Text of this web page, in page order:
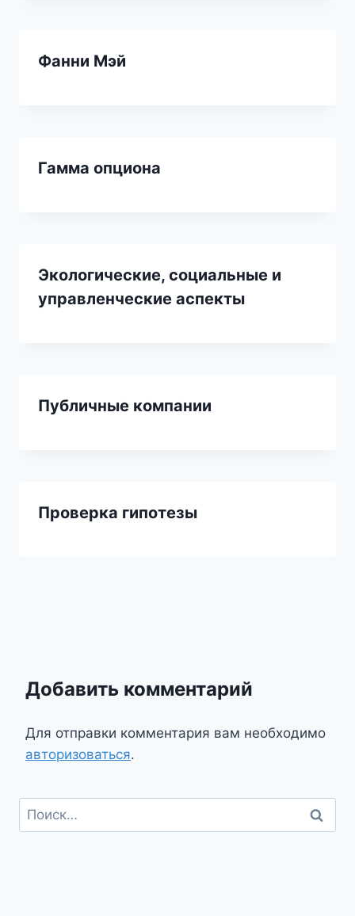
Фанни Мэй
Гамма опциона
Экологические, социальные и
управленческие аспекты
Публичные компании
Проверка гипотезы
Добавить комментарий
Для отправки комментария вам необходимо
авторизоваться.
Найти: